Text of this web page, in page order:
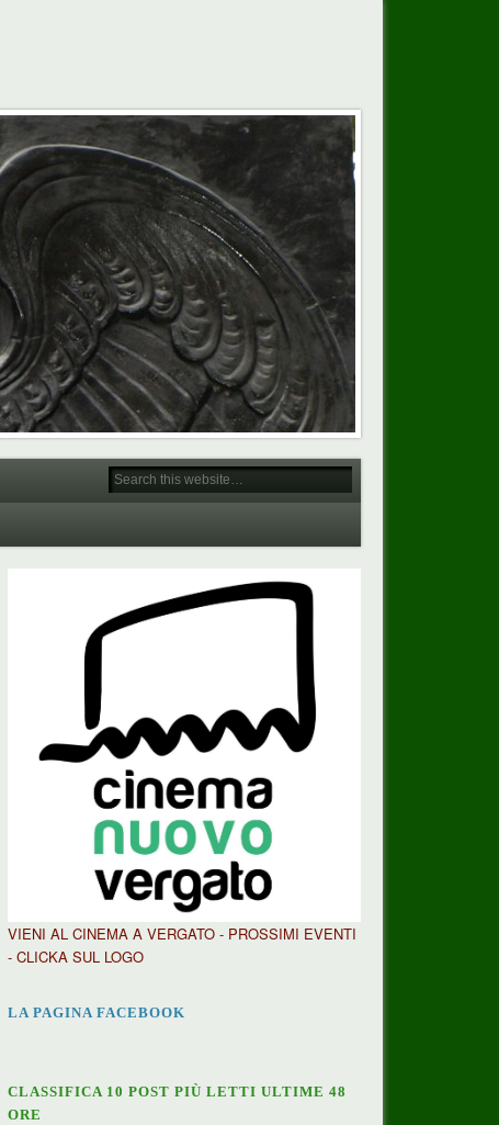
VIENI AL CINEMA A VERGATO - PROSSIMI EVENTI
- CLICKA SUL LOGO
LA PAGINA FACEBOOK
CLASSIFICA 10 POST PIÙ LETTI ULTIME 48
ORE